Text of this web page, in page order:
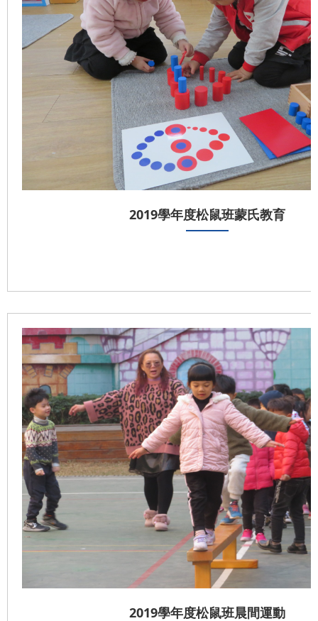
2019學年度松鼠班蒙氏教育
2019學年度松鼠班晨間運動